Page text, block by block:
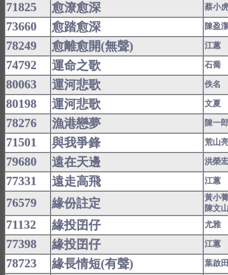
71825 愈潦愈深 蔡小
73660 愈踏愈深 陳盈
78249 愈離愈開(無聲) 江蕙
74792 運命之歌 石喬
80063 運河悲歌 佚名
80198 運河悲歌 文夏
78276 漁港戀夢 陳一
71501 與我爭鋒 荒山
79680 遠在天邊 洪榮
77331 遠走高飛 江蕙
76579 緣份註定
黃小
陳文
71132 緣投囝仔 尤雅
77398 緣投囝仔 江蕙
78723 緣長情短(有聲) 葉啟